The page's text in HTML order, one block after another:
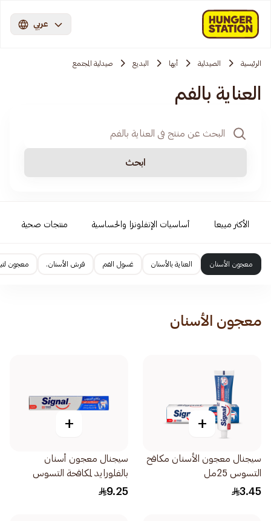
عربي
الرئيسية الصيدلية أبها البديع صيدلية المجتمع
العناية بالفم
ابحث
الأكثر مبيعا أساسيات الإنفلونزا والحساسية منتجات صحية
معجون الأسنان العناية بالأسنان غسول الفم فرش الأسنان. معجون
معجون الأسنان
+
سيجنال معجون الأسنان مكافح
التسوس 25مل
3.45
+
سيجنال معجون أسنان
بالفلورايد لمكافحة التسوس
120مل
9.25